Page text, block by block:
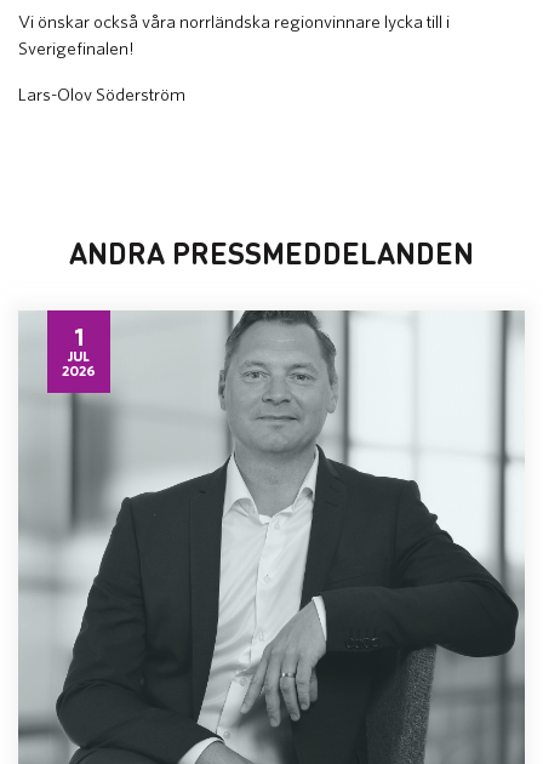
Vi önskar också våra norrländska regionvinnare lycka till i
Sverigefinalen!
Lars-Olov Söderström
ANDRA PRESSMEDDELANDEN
1
JUL
2026